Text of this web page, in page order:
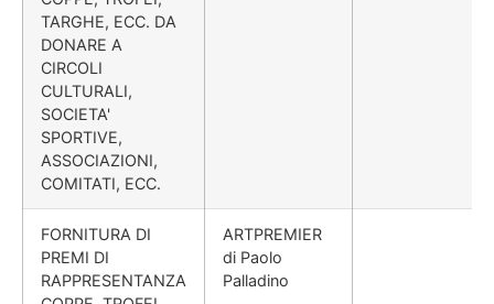
TARGHE, ECC. DA
DONARE A
CIRCOLI
CULTURALI,
SOCIETA'
SPORTIVE,
ASSOCIAZIONI,
COMITATI, ECC.
FORNITURA DI
PREMI DI
RAPPRESENTANZA
ARTPREMIER
di Paolo
Palladino